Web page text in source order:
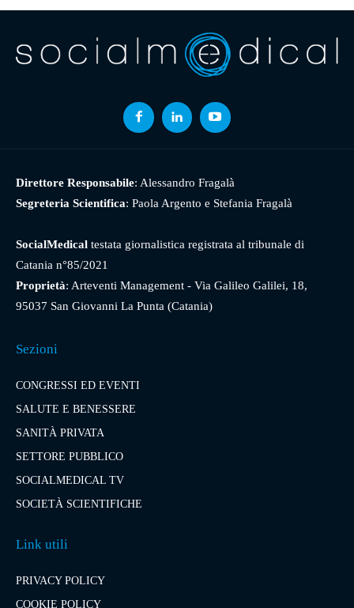
Direttore Responsabile: Alessandro Fragalà
Segreteria Scientifica: Paola Argento e Stefania Fragalà
SocialMedical testata giornalistica registrata al tribunale di
Catania n°85/2021
Proprietà: Arteventi Management - Via Galileo Galilei, 18,
95037 San Giovanni La Punta (Catania)
Sezioni
CONGRESSI ED EVENTI
SALUTE E BENESSERE
SANITÀ PRIVATA
SETTORE PUBBLICO
SOCIALMEDICAL TV
SOCIETÀ SCIENTIFICHE
Link utili
PRIVACY POLICY
COOKIE POLICY